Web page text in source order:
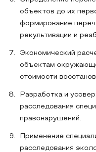
объектов до их
формирование
рекультивации и
Экономический
объектам
стоимости
Разработка и
расследования
правонарушений.
Применение
расследования